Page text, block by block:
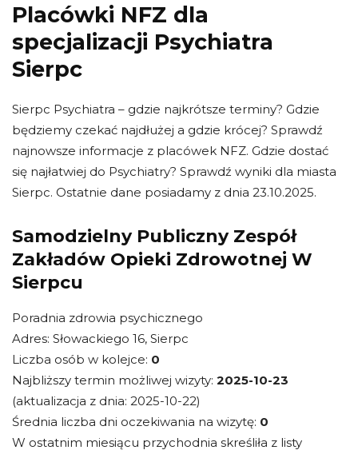
Placówki NFZ dla
specjalizacji Psychiatra
Sierpc
Sierpc Psychiatra – gdzie najkrótsze terminy? Gdzie
będziemy czekać najdłużej a gdzie krócej? Sprawdź
najnowsze informacje z placówek NFZ. Gdzie dostać
się najłatwiej do Psychiatry? Sprawdź wyniki dla miasta
Sierpc. Ostatnie dane posiadamy z dnia 23.10.2025.
Samodzielny Publiczny Zespół
Zakładów Opieki Zdrowotnej W
Sierpcu
Poradnia zdrowia psychicznego
Adres: Słowackiego 16, Sierpc
Liczba osób w kolejce: 0
Najbliższy termin możliwej wizyty: 2025-10-23
(aktualizacja z dnia: 2025-10-22)
Średnia liczba dni oczekiwania na wizytę: 0
W ostatnim miesiącu przychodnia skreśliła z listy